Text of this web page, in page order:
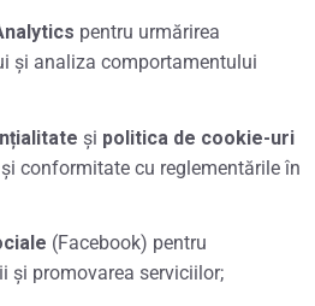
pentru urmărirea
și analiza comportamentului
și politica de cookie-uri
conformitate cu reglementările în
(Facebook) pentru
și promovarea serviciilor;